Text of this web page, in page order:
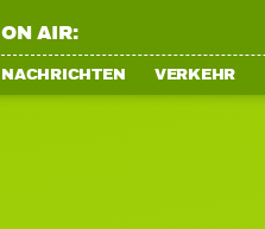
ON AIR:
NACHRICHTEN VERKEHR